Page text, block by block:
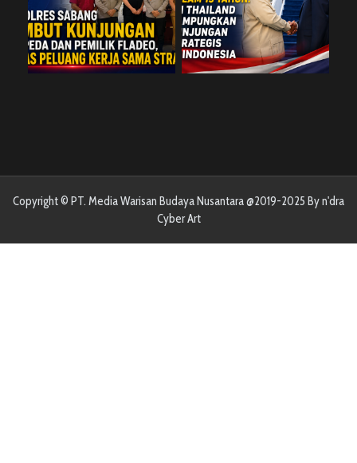
Copyright © PT. Media Warisan Budaya Nusantara @2019-2025 By n'dra
Cyber Art